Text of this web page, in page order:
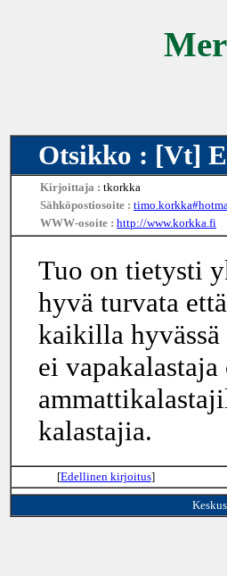
Otsikko : [Vt]
Kirjoittaja : tkorkka
Sähköpostiosoite :
WWW-osoite : http://www.korkka.fi
Tuo on tietysti
hyvä turvata
kaikilla hyvässä
ei vapakalastaja
kalastajia.
[Edellinen kirjoitus]